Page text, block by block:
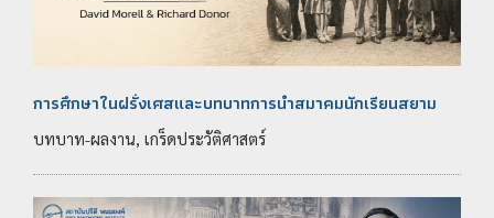
การศึกษาในฝรั่งเศสและบทบาทการนำสมาคมนักเรียนสยาม
บทบาท-ผลงาน, เกร็ดประวัติศาสตร์